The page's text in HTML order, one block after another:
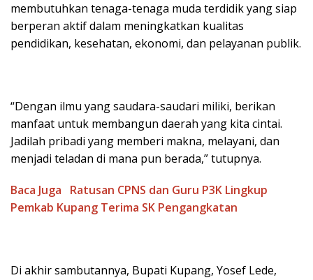
membutuhkan tenaga-tenaga muda terdidik yang siap
berperan aktif dalam meningkatkan kualitas
pendidikan, kesehatan, ekonomi, dan pelayanan publik.
“Dengan ilmu yang saudara-saudari miliki, berikan
manfaat untuk membangun daerah yang kita cintai.
Jadilah pribadi yang memberi makna, melayani, dan
menjadi teladan di mana pun berada,” tutupnya.
Baca Juga
Ratusan CPNS dan Guru P3K Lingkup
Pemkab Kupang Terima SK Pengangkatan
Di akhir sambutannya, Bupati Kupang, Yosef Lede,